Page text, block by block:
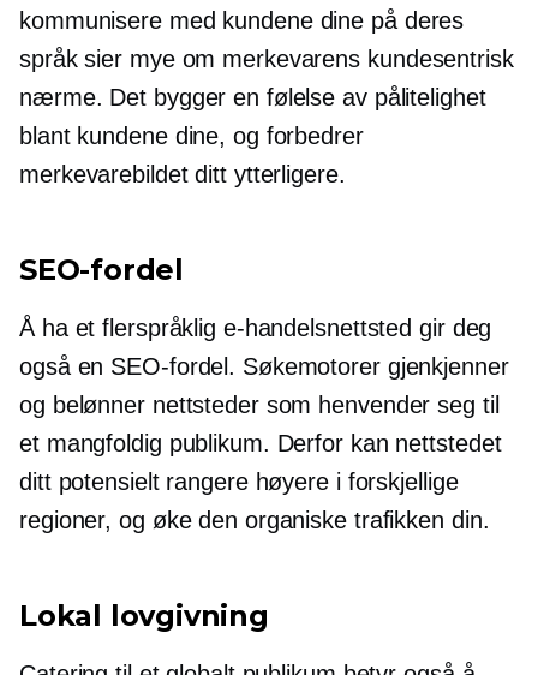
kommunisere med kundene dine på deres
språk sier mye om merkevarens kundesentrisk
nærme. Det bygger en følelse av pålitelighet
blant kundene dine, og forbedrer
merkevarebildet ditt ytterligere.
SEO-fordel
Å ha et flerspråklig e-handelsnettsted gir deg
også en SEO-fordel. Søkemotorer gjenkjenner
og belønner nettsteder som henvender seg til
et mangfoldig publikum. Derfor kan nettstedet
ditt potensielt rangere høyere i forskjellige
regioner, og øke den organiske trafikken din.
Lokal lovgivning